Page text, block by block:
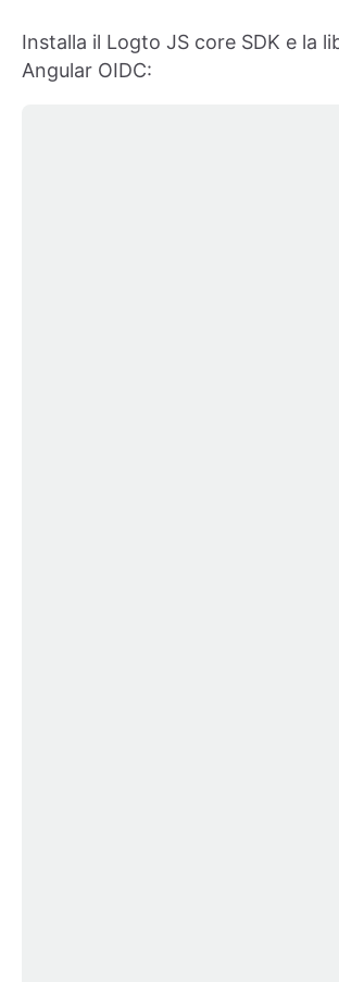
Installa il Logto JS core SDK e la
Angular OIDC: